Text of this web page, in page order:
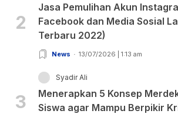
2
Jasa Pemulihan Akun
Facebook dan Media Sosial
Terbaru 2022)
News 13/07/2026 | 1:13 am
3
Syadir Ali
Menerapkan 5 Konsep
Siswa agar Mampu Berpikir